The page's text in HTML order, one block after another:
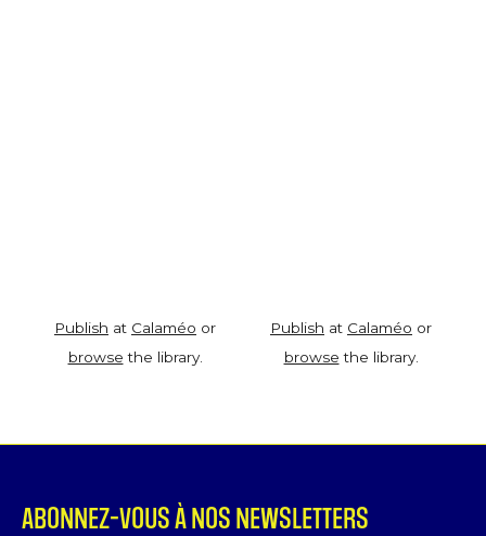
Publish at Calaméo or
browse the library.
Publish at Calaméo or
browse the library.
ABONNEZ-VOUS À NOS NEWSLETTERS